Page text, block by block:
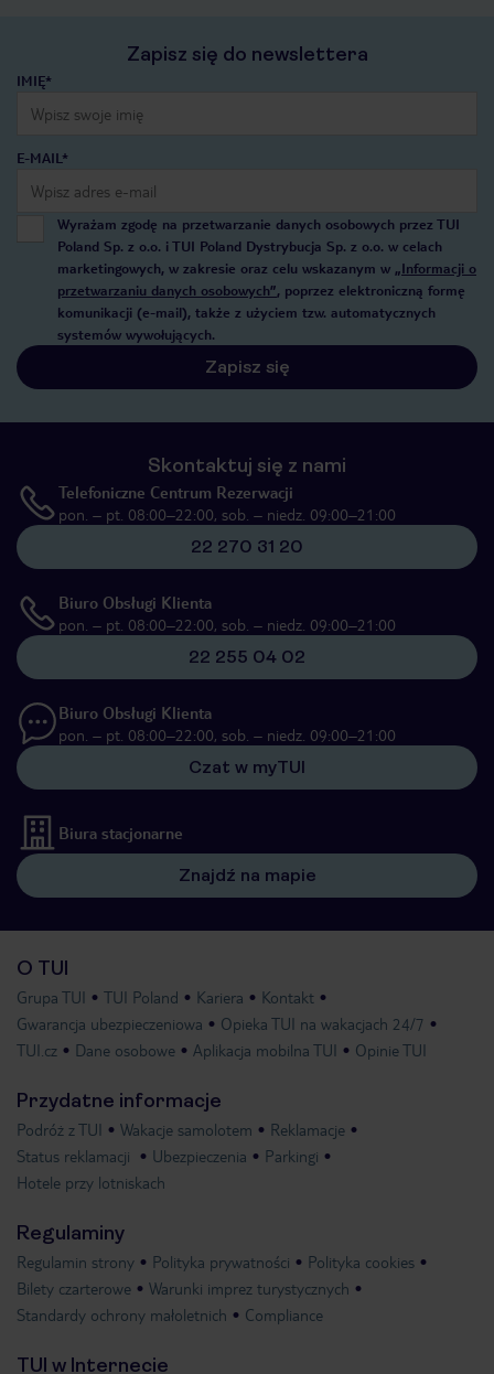
Zapisz się do newslettera
IMIĘ*
E-MAIL*
Wyrażam zgodę na przetwarzanie danych osobowych przez TUI
Poland Sp. z o.o. i TUI Poland Dystrybucja Sp. z o.o. w celach
marketingowych, w zakresie oraz celu wskazanym w „Informacji o
przetwarzaniu danych osobowych”, poprzez elektroniczną formę
komunikacji (e-mail), także z użyciem tzw. automatycznych
systemów wywołujących.
Zapisz się
Skontaktuj się z nami
Telefoniczne Centrum Rezerwacji
pon. – pt. 08:00–22:00, sob. – niedz. 09:00–21:00
22 270 31 20
Biuro Obsługi Klienta
pon. – pt. 08:00–22:00, sob. – niedz. 09:00–21:00
22 255 04 02
Biuro Obsługi Klienta
pon. – pt. 08:00–22:00, sob. – niedz. 09:00–21:00
Czat w myTUI
Biura stacjonarne
Znajdź na mapie
O TUI
Grupa TUI TUI Poland Kariera
Kontakt
Gwarancja ubezpieczeniowa
Opieka TUI na wakacjach 24/7
TUI.cz
Dane osobowe Aplikacja mobilna TUI Opinie TUI
Przydatne informacje
Podróż z TUI Wakacje samolotem
Reklamacje
Status reklamacji
Ubezpieczenia
Parkingi
Hotele przy lotniskach
Regulaminy
Regulamin strony Polityka prywatności
Polityka cookies
Bilety czarterowe
Warunki imprez turystycznych
Standardy ochrony małoletnich
Compliance
TUI w Internecie